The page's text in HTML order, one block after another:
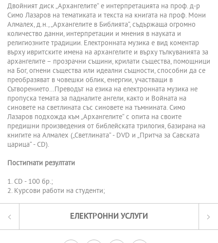
Двойният диск „Архангелите“ е интерпретацията на проф. д-р
Симо Лазаров на тематиката и текста на книгата на проф. Мони
Алмалех, д.н., „Архангелите в Библията“, съдържаща огромно
количество данни, интерпретации и мнения в науката и
религиозните традиции. Електронната музика е вид коментар
върху ивритските имена на архангелите и върху тълкуванията за
архангелите – прозрачни същини, крилати същества, помощници
на Бог, огнени същества или идеални същности, способни да се
преобразяват в човешки облик, енергии, участващи в
Сътворението…Преводът на езика на електронната музика не
пропуска темата за падналите ангели, както и Войната на
синовете на светлината със синовете на тъмнината. Симо
Лазаров подхожда към „Архангелите“ с опита на своите
предишни произведения от библейската трилогия, базирана на
книгите на Алмалех („Светлината“ - DVD и „Притча за Савската
царица“ - CD).
Постигнати резултати
1. CD - 100 бр.;
2. Курсови работи на студенти;
ЕЛЕКТРОННИ УСЛУГИ